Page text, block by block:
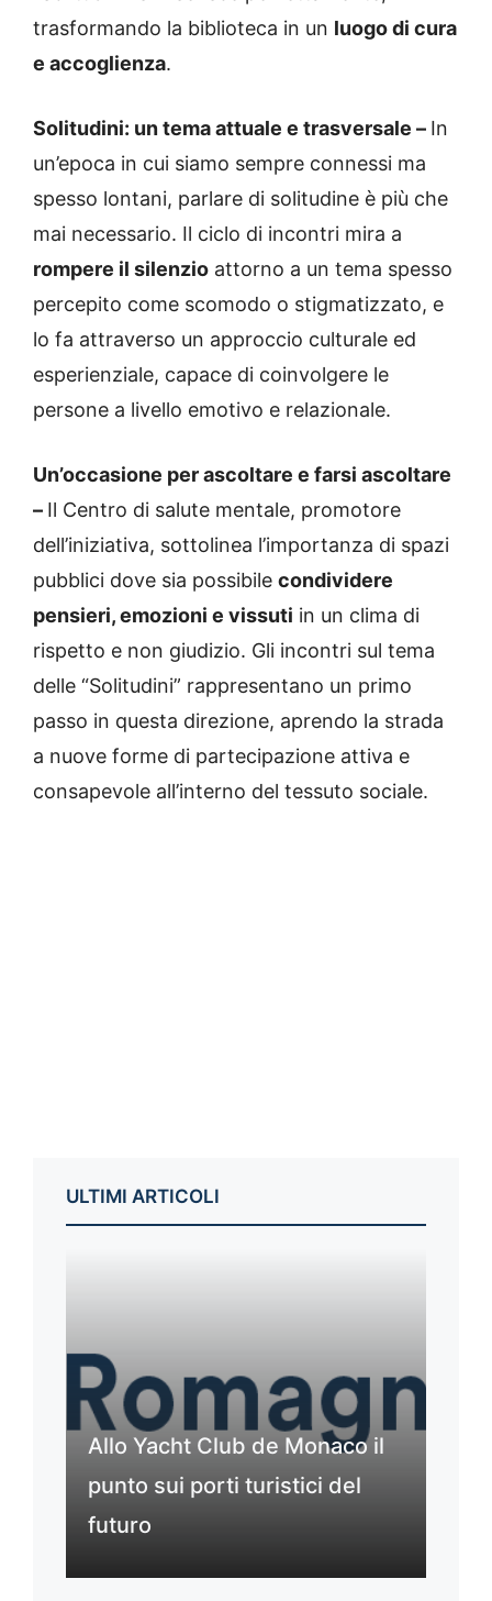
trasformando la biblioteca in un luogo di cura
e accoglienza.
Solitudini: un tema attuale e trasversale – In
un’epoca in cui siamo sempre connessi ma
spesso lontani, parlare di solitudine è più che
mai necessario. Il ciclo di incontri mira a
rompere il silenzio attorno a un tema spesso
percepito come scomodo o stigmatizzato, e
lo fa attraverso un approccio culturale ed
esperienziale, capace di coinvolgere le
persone a livello emotivo e relazionale.
Un’occasione per ascoltare e farsi ascoltare
– Il Centro di salute mentale, promotore
dell’iniziativa, sottolinea l’importanza di spazi
pubblici dove sia possibile condividere
pensieri, emozioni e vissuti in un clima di
rispetto e non giudizio. Gli incontri sul tema
delle “Solitudini” rappresentano un primo
passo in questa direzione, aprendo la strada
a nuove forme di partecipazione attiva e
consapevole all’interno del tessuto sociale.
ULTIMI ARTICOLI
Allo Yacht Club de Monaco il
punto sui porti turistici del
futuro